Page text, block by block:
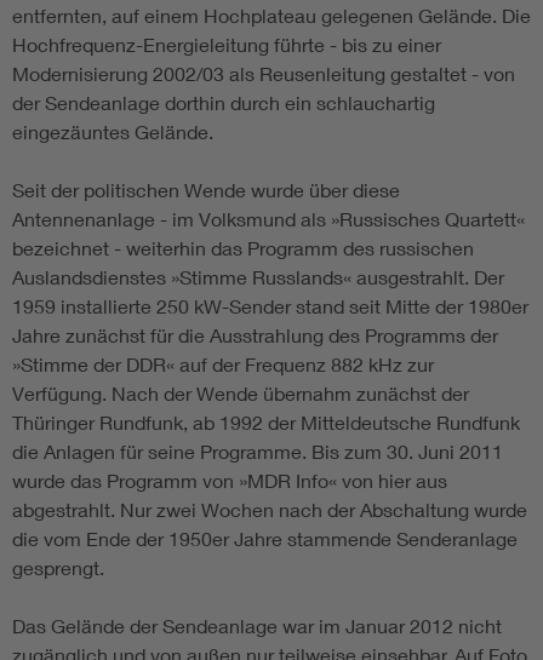
entfernten, auf einem Hochplateau gelegenen Gelände. Die
Hochfrequenz-Energieleitung führte - bis zu einer
Modernisierung 2002/03 als Reusenleitung gestaltet - von
der Sendeanlage dorthin durch ein schlauchartig
eingezäuntes Gelände.
Seit der politischen Wende wurde über diese
Antennenanlage - im Volksmund als »Russisches Quartett«
bezeichnet - weiterhin das Programm des russischen
Auslandsdienstes »Stimme Russlands« ausgestrahlt. Der
1959 installierte 250 kW-Sender stand seit Mitte der 1980er
Jahre zunächst für die Ausstrahlung des Programms der
»Stimme der DDR« auf der Frequenz 882 kHz zur
Verfügung. Nach der Wende übernahm zunächst der
Thüringer Rundfunk, ab 1992 der Mitteldeutsche Rundfunk
die Anlagen für seine Programme. Bis zum 30. Juni 2011
wurde das Programm von »MDR Info« von hier aus
abgestrahlt. Nur zwei Wochen nach der Abschaltung wurde
die vom Ende der 1950er Jahre stammende Senderanlage
gesprengt.
Das Gelände der Sendeanlage war im Januar 2012 nicht
zugänglich und von außen nur teilweise einsehbar. Auf Foto